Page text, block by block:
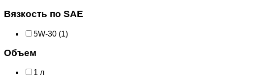
Вязкость по SAE
5W-30 (1)
Объем
1 л